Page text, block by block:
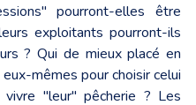
pourront-elles être
exploitants pourront-ils
? Qui de mieux placé en
mêmes pour choisir celui
"leur" pêcherie ? Les